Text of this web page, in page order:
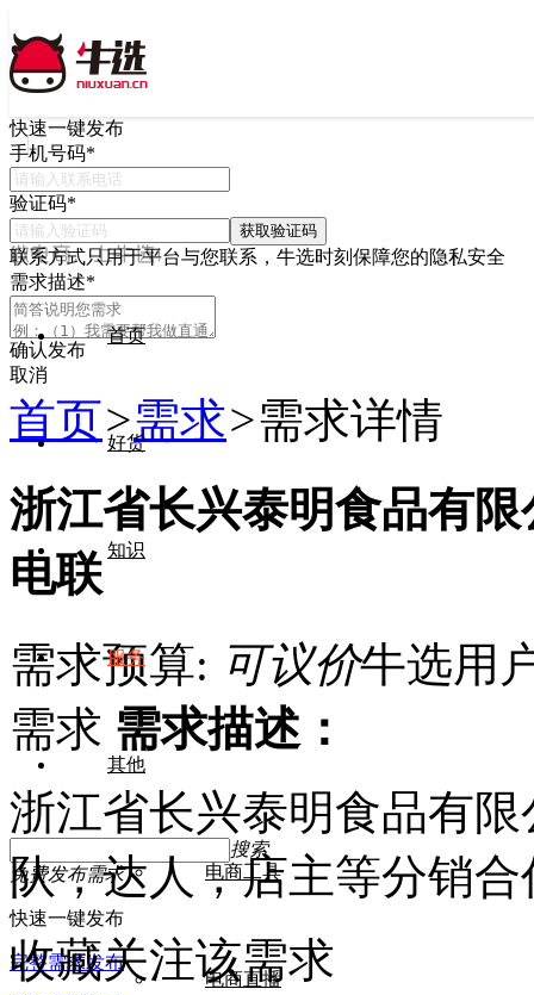
首页
好货
知识
服务
其他
电商工具
电商直播
搜索
免费发布需求
快速一键发布
完整需求发布
快速一键发布
手机号码*
验证码*
获取验证码
联系方式只用于平台与您联系，牛选时刻保障您的隐私安全
需求描述*
确认发布
取消
首页>需求>需求详情
浙江省长兴泰明食品有
电联
需求预算: 可议价牛选用
需求 需求描述：
浙江省长兴泰明食品有
队，达人，店主等分销
收藏关注该需求